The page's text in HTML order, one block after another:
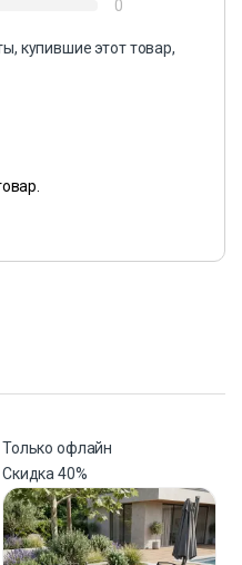
0
купившие этот товар,
Только офлайн
Скидка40%